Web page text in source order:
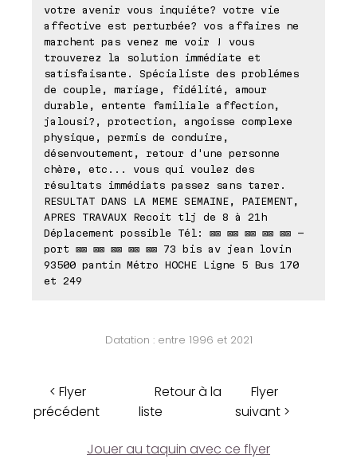
votre avenir vous inquiéte? votre vie
affective est perturbée? vos affaires ne
marchent pas venez me voir ! vous
trouverez la solution immédiate et
satisfaisante. Spécialiste des problémes
de couple, mariage, fidélité, amour
durable, entente familiale affection,
jalousi?, protection, angoisse complexe
physique, permis de conduire,
désenvoutement, retour d'une personne
chère, etc... vous qui voulez des
résultats immédiats passez sans tarer.
RESULTAT DANS LA MEME SEMAINE, PAIEMENT,
APRES TRAVAUX Recoit tlj de 8 à 21h
Déplacement possible Tél: ⊠⊠ ⊠⊠ ⊠⊠ ⊠⊠ ⊠⊠ -
port ⊠⊠ ⊠⊠ ⊠⊠ ⊠⊠ ⊠⊠ 73 bis av jean lovin
93500 pantin Métro HOCHE Ligne 5 Bus 170
et 249
Datation : entre 1996 et 2021
< Flyer
précédent
Retour à la
liste
Flyer
suivant >
Jouer au taquin avec ce flyer